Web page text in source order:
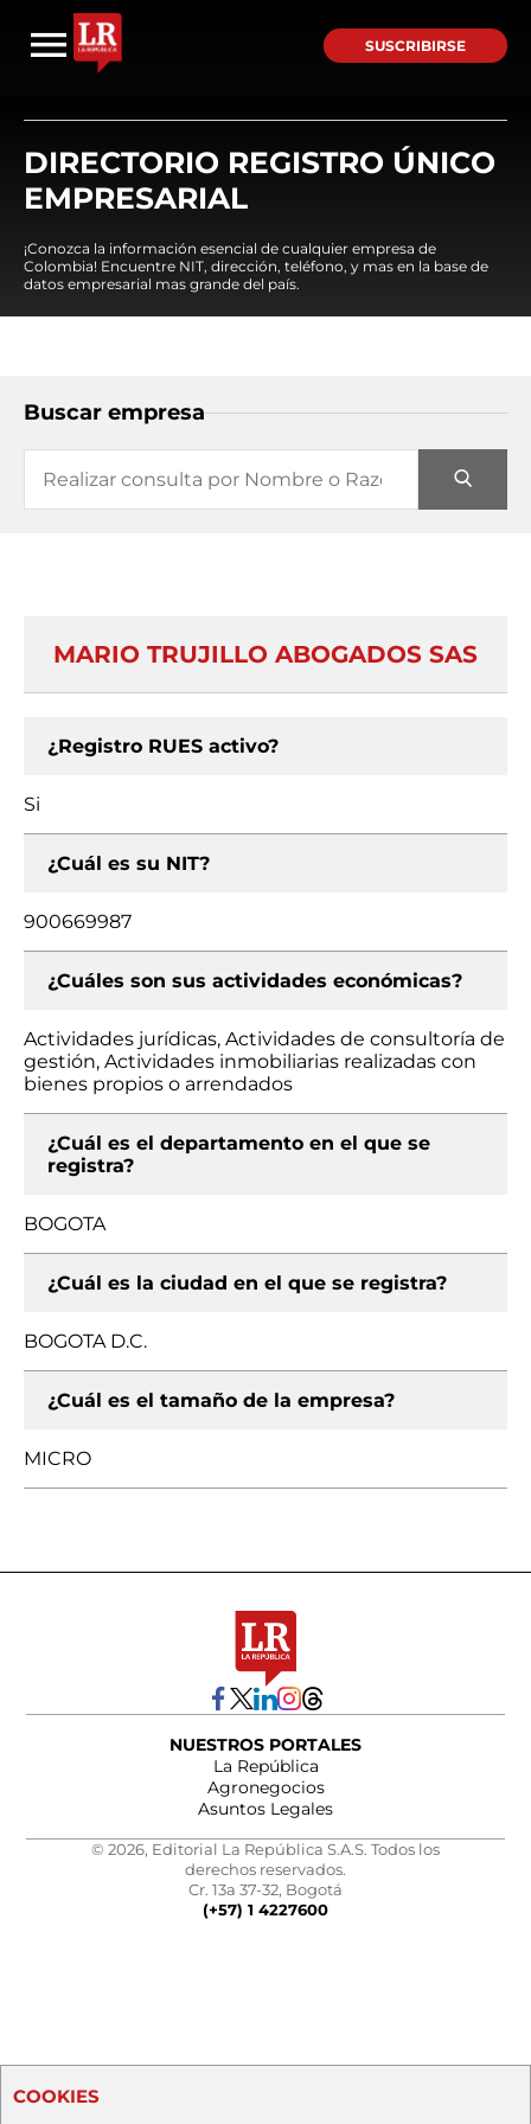
SUSCRIBIRSE
DIRECTORIO REGISTRO ÚNICO
EMPRESARIAL
¡Conozca la información esencial de cualquier empresa de
Colombia! Encuentre NIT, dirección, teléfono, y mas en la base de
datos empresarial mas grande del país.
Buscar empresa
MARIO TRUJILLO ABOGADOS SAS
¿Registro RUES activo?
Si
¿Cuál es su NIT?
900669987
¿Cuáles son sus actividades económicas?
Actividades jurídicas, Actividades de consultoría de
gestión, Actividades inmobiliarias realizadas con
bienes propios o arrendados
¿Cuál es el departamento en el que se
registra?
BOGOTA
¿Cuál es la ciudad en el que se registra?
BOGOTA D.C.
¿Cuál es el tamaño de la empresa?
MICRO
NUESTROS PORTALES
La República
Agronegocios
Asuntos Legales
© 2026, Editorial La República S.A.S. Todos los
derechos reservados.
Cr. 13a 37-32, Bogotá
(+57) 1 4227600
COOKIES